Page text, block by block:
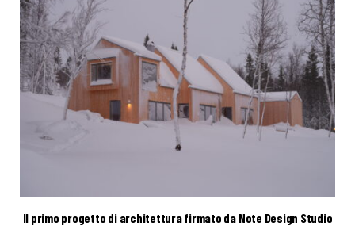
Il primo progetto di architettura firmato da Note Design Studio